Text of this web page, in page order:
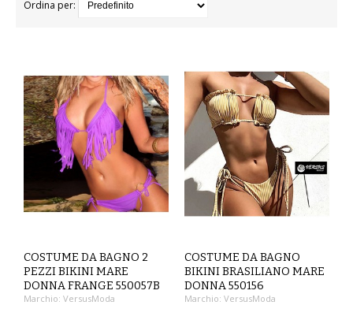
PARRUCCHE
DANZA
BAMBINA
BAMBINO
SPETTACOLO
ABITI TEATRALI
Ordina per:
COSTUME DA BAGNO 2
PEZZI BIKINI MARE
DONNA FRANGE 550057B
Marchio: VersusModa
COSTUME DA BAGNO
BIKINI BRASILIANO MARE
DONNA 550156
Marchio: VersusModa